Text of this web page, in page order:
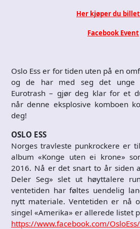
Her kjøper du
Facebook Event
Oslo Ess er for tiden uten på en
og de har med seg det unge
Eurotrash – gjør deg klar for et
når denne eksplosive komboen
deg!
OSLO ESS
Norges travleste punkrockere er
album «Konge uten ei krone»
2016. Nå er det snart to år siden
Deler Seg» slet ut høyttalere
ventetiden har føltes uendelig
nytt materiale. Ventetiden er nå
singel «Amerika» er allerede listet
https://www.facebook.com/OsloEss/